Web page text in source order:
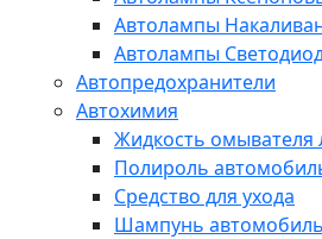
Автолампы
Автолампы
Автопредохранители
Автохимия
Жидкость омывателя
Полироль
Средство для ухода
Шампунь